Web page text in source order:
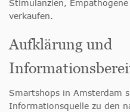
Stimulanzien,
verkaufen.
Aufklärung und
Smartshops in Amsterdam
Informationsquelle zu den